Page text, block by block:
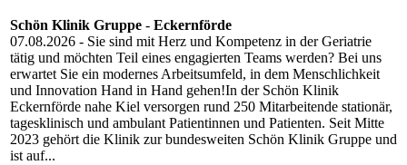
Schön Klinik Gruppe - Eckernförde
07.08.2026 - Sie sind mit Herz und Kompetenz in der Geriatrie
tätig und möchten Teil eines engagierten Teams werden? Bei uns
erwartet Sie ein modernes Arbeitsumfeld, in dem Menschlichkeit
und Innovation Hand in Hand gehen!In der Schön Klinik
Eckernförde nahe Kiel versorgen rund 250 Mitarbeitende stationär,
tagesklinisch und ambulant Patientinnen und Patienten. Seit Mitte
2023 gehört die Klinik zur bundesweiten Schön Klinik Gruppe und
ist auf...